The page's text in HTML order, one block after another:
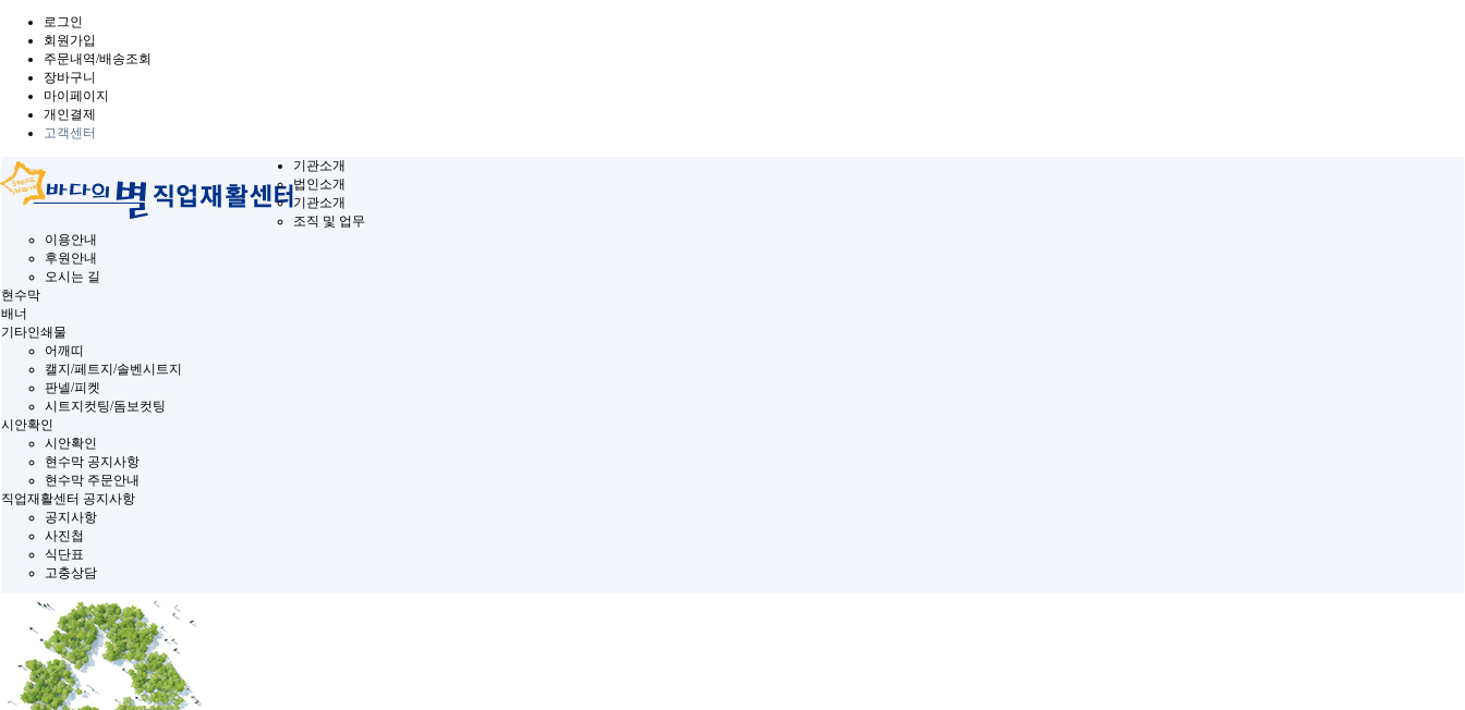
로그인
회원가입
주문내역/배송조회
장바구니
마이페이지
개인결제
고객센터
기관소개
법인소개
기관소개
조직 및 업무
이용안내
후원안내
오시는 길
현수막
배너
기타인쇄물
어깨띠
캘지/페트지/솔벤시트지
판넬/피켓
시트지컷팅/돔보컷팅
시안확인
시안확인
현수막 공지사항
현수막 주문안내
직업재활센터 공지사항
공지사항
사진첩
식단표
고충상담